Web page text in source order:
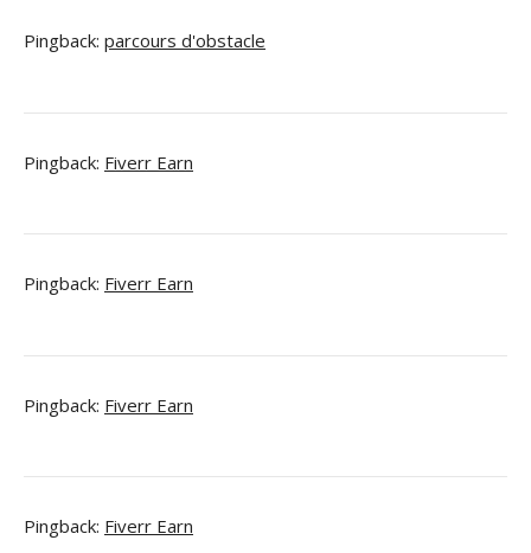
Pingback: parcours d'obstacle
Pingback: Fiverr Earn
Pingback: Fiverr Earn
Pingback: Fiverr Earn
Pingback: Fiverr Earn